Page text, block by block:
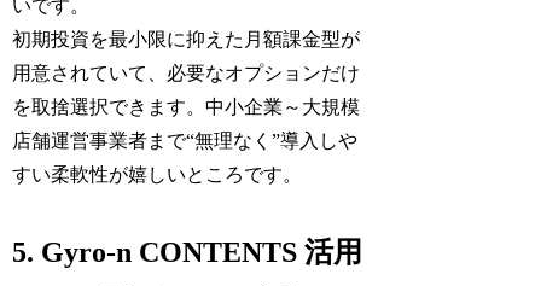
いです。
初期投資を最小限に抑えた月額課金型が
用意されていて、必要なオプションだけ
を取捨選択できます。中小企業～大規模
店舗運営事業者まで“無理なく”導入しや
すい柔軟性が嬉しいところです。
5. Gyro-n CONTENTS 活用